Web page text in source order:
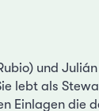
und
lebt als
Einlagen die